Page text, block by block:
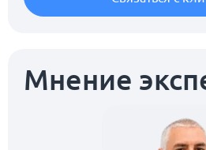
Мнение